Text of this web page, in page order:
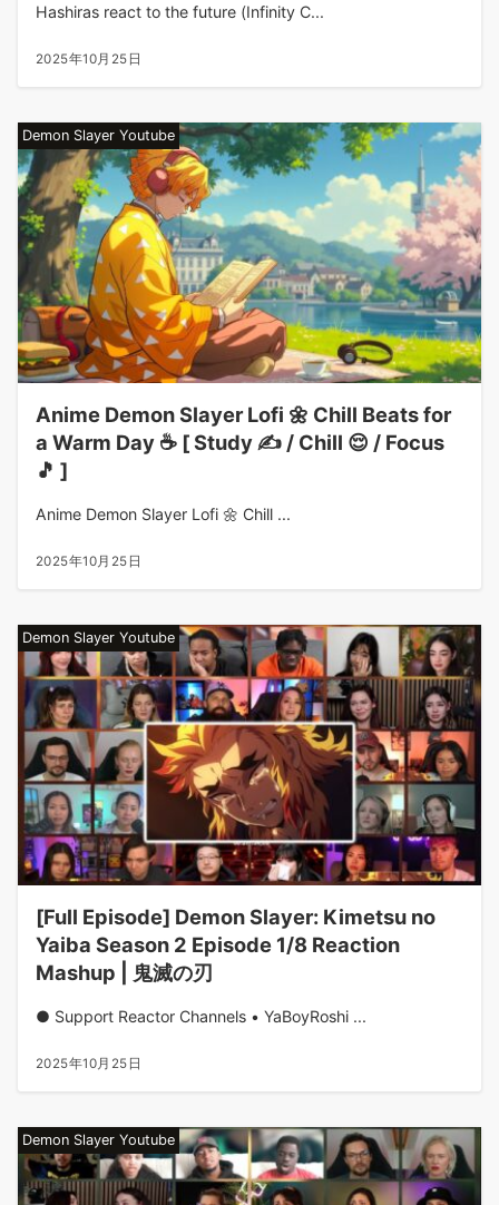
Hashiras react to the future (Infinity C...
2025年10月25日
Demon Slayer Youtube
Anime Demon Slayer Lofi 🌼 Chill Beats for
a Warm Day ☕ [ Study ✍️ / Chill 😌 / Focus
🎵 ]
Anime Demon Slayer Lofi 🌼 Chill ...
2025年10月25日
Demon Slayer Youtube
[Full Episode] Demon Slayer: Kimetsu no
Yaiba Season 2 Episode 1/8 Reaction
Mashup | 鬼滅の刃
● Support Reactor Channels • YaBoyRoshi ...
2025年10月25日
Demon Slayer Youtube